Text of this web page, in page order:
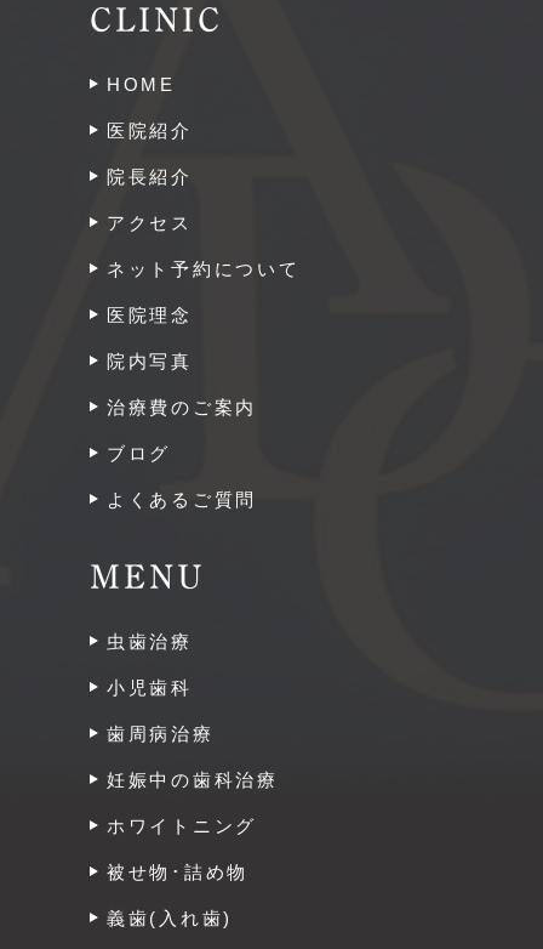
CLINIC
HOME
医院紹介
院長紹介
アクセス
ネット予約について
医院理念
院内写真
治療費のご案内
ブログ
よくあるご質問
MENU
虫歯治療
小児歯科
歯周病治療
妊娠中の歯科治療
ホワイトニング
被せ物･詰め物
義歯(入れ歯)